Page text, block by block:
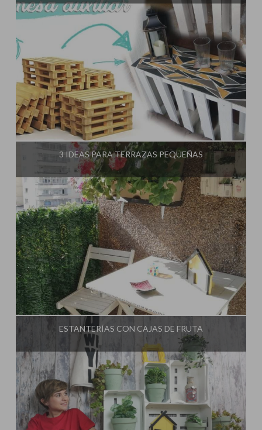
Influencer:El Taller de Ire
3 IDEAS PARA TERRAZAS PEQUEÑAS
Influencer:El Taller de Ire
ESTANTERÍAS CON CAJAS DE FRUTA